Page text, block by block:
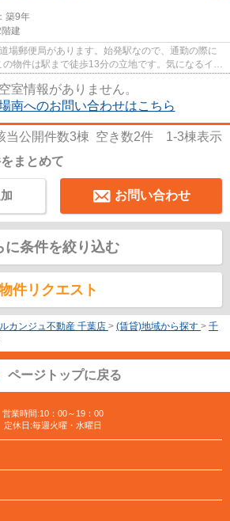
築9年
建
場郵便局があります。始発駅なので、通勤の際に
物件は駅まで徒歩13分の立地です。気になるイチ
室情報がありません。
南へのお問い合わせはこちら
当公開件数3棟 空き数2件 1-3棟表示
まとめて
お問い合わせ
に条件を絞り込む
件リクエスト
カンジュ不動産 千葉店 > (賃貸)地域から探す > 千
ページトップに戻る
営業時間:10：00～19：00
定休日:毎週火曜・水曜日